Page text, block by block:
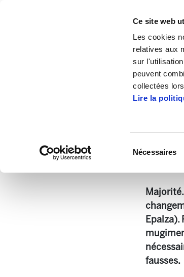
Ce site web
Les cookies
relatives aux
sur
peuvent
collectées
Lire la
Nécessaires
Publications
fausses.